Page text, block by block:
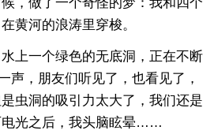
黄河的浪涛里穿梭。
一个绿色的无底洞，正在不断
声，朋友们听见了，也看见了，
虫洞的吸引力太大了，我们还是
电光之后，我头脑眩晕……